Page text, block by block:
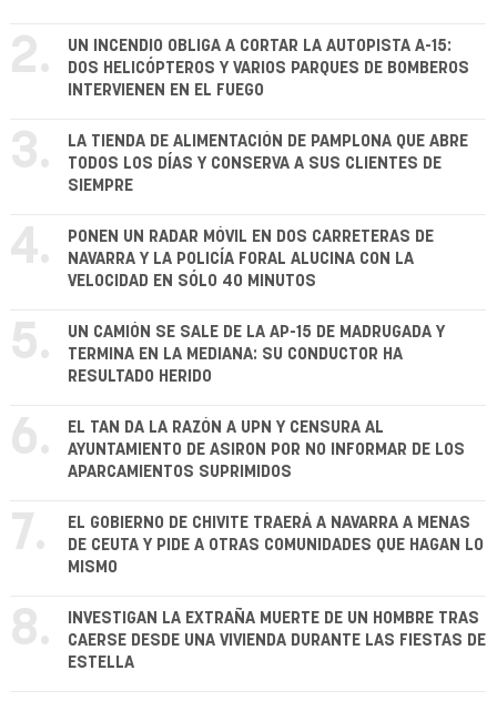
2.
UN INCENDIO OBLIGA A CORTAR LA AUTOPISTA A-15:
DOS HELICÓPTEROS Y VARIOS PARQUES DE BOMBEROS
INTERVIENEN EN EL FUEGO
3.
LA TIENDA DE ALIMENTACIÓN DE PAMPLONA QUE ABRE
TODOS LOS DÍAS Y CONSERVA A SUS CLIENTES DE
SIEMPRE
4.
PONEN UN RADAR MÓVIL EN DOS CARRETERAS DE
NAVARRA Y LA POLICÍA FORAL ALUCINA CON LA
VELOCIDAD EN SÓLO 40 MINUTOS
5.
UN CAMIÓN SE SALE DE LA AP-15 DE MADRUGADA Y
TERMINA EN LA MEDIANA: SU CONDUCTOR HA
RESULTADO HERIDO
6.
EL TAN DA LA RAZÓN A UPN Y CENSURA AL
AYUNTAMIENTO DE ASIRON POR NO INFORMAR DE LOS
APARCAMIENTOS SUPRIMIDOS
7.
EL GOBIERNO DE CHIVITE TRAERÁ A NAVARRA A MENAS
DE CEUTA Y PIDE A OTRAS COMUNIDADES QUE HAGAN LO
MISMO
8.
INVESTIGAN LA EXTRAÑA MUERTE DE UN HOMBRE TRAS
CAERSE DESDE UNA VIVIENDA DURANTE LAS FIESTAS DE
ESTELLA